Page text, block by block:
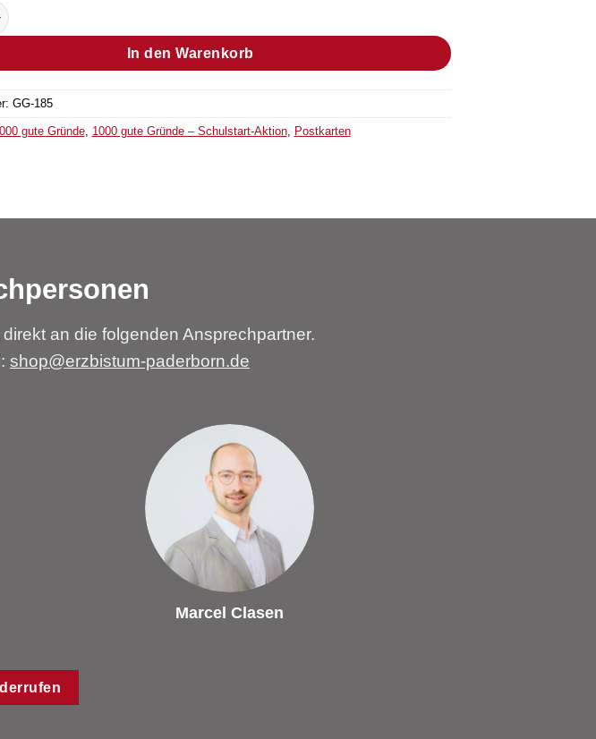
Nr. 455 (Bestellmenge "1" entsprechen 25 Stück im Bündel) Menge
In den Warenkorb
GG-185
gute Gründe, 1000 gute Gründe – Schulstart-Aktion, Postkarten
an die folgenden Ansprechpartner.
shop@erzbistum-paderborn.de
Marcel Clasen